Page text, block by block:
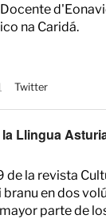
na Caridá.
Twitter
Llingua
de la revista
branu en dos
parte de